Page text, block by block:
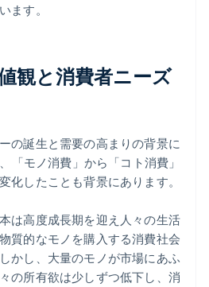
ます。
観と消費者ニーズ
の誕生と需要の高まりの背景に
「モノ消費」から「コト消費」
化したことも背景にあります。
は高度成長期を迎え人々の生活
質的なモノを購入する消費社会
かし、大量のモノが市場にあふ
の所有欲は少しずつ低下し、消